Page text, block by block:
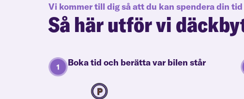
Vi kommer till dig så att du kan spendera din
Så här utför vi
Boka tid och berätta var bilen står